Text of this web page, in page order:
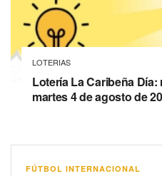
LOTERIAS
Lotería La Caribeña
martes 4 de agosto de
FÚTBOL INTERNACIONAL